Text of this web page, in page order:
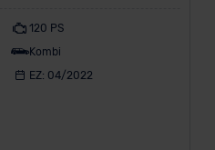
120 PS
Kombi
EZ: 04/2022